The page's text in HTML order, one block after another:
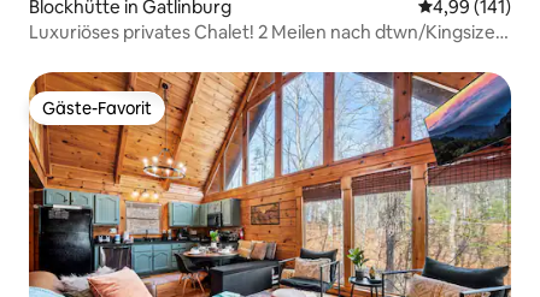
Blockhütte in Gatlinburg
4,99 (141)
Luxuriöses privates Chalet! 2 Meilen nach dtwn/Kingsize-
Gäste-Favorit
Gäste-Favorit